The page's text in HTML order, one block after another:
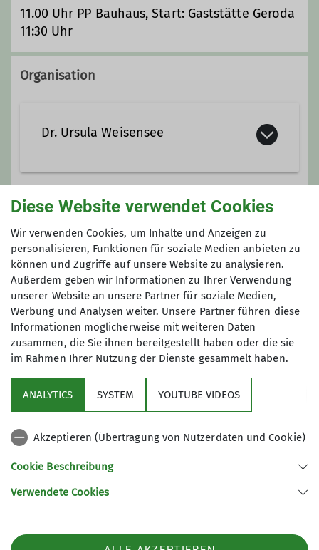
11.00 Uhr PP Bauhaus, Start: Gaststätte Geroda
11:30 Uhr
Organisation
Dr. Ursula Weisensee
Ursula.weisensee@alpenverein-
gera.de
Ämter
Wanderleiterin
Gruppe
Wandergruppe
Wir wandern in Gera, in der Umgebung
und natürlich auch in den Mittel- und
Hochgebirgen. Unsere Sektion verfügt
über viele aktive Wanderer und über
ein vielfältiges Angebot an
Gemeinschaftswanderungen. Dabei
spielen das Miteinander und die
mittelfernen Umgebung eine wichtige
Rolle. Gemeinsam wollen wir allen
Sektion
Aktuelles
07545 Gera
Diese Website verwendet Cookies
Wir verwenden Cookies, um Inhalte und Anzeigen zu
personalisieren, Funktionen für soziale Medien anbieten zu
können und Zugriffe auf unsere Website zu analysieren.
Außerdem geben wir Informationen zu Ihrer Verwendung
unserer Website an unsere Partner für soziale Medien,
Werbung und Analysen weiter. Unsere Partner führen diese
Informationen möglicherweise mit weiteren Daten
zusammen, die Sie ihnen bereitgestellt haben oder die sie
im Rahmen Ihrer Nutzung der Dienste gesammelt haben.
ANALYTICS SYSTEM YOUTUBE VIDEOS
Akzeptieren (Übertragung von Nutzerdaten und Cookie)
Cookie Beschreibung
Verwendete Cookies